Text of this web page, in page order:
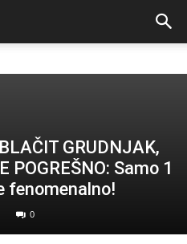
GRUDNJAK,
POGREŠNO: Samo 1
fenomenalno!
0